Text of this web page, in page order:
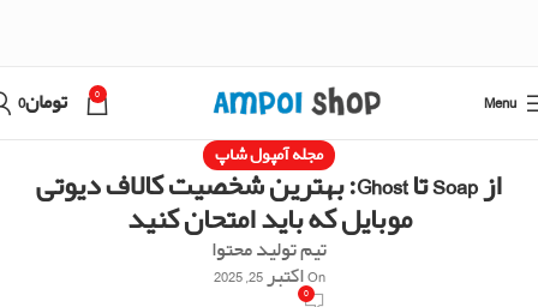
Menu
0 تومان0
مجله آمپول شاپ
از Soap تا Ghost: بهترین شخصیت‌ کالاف دیوتی
موبایل که باید امتحان کنید
تیم تولید محتوا
On اکتبر 25, 2025
0